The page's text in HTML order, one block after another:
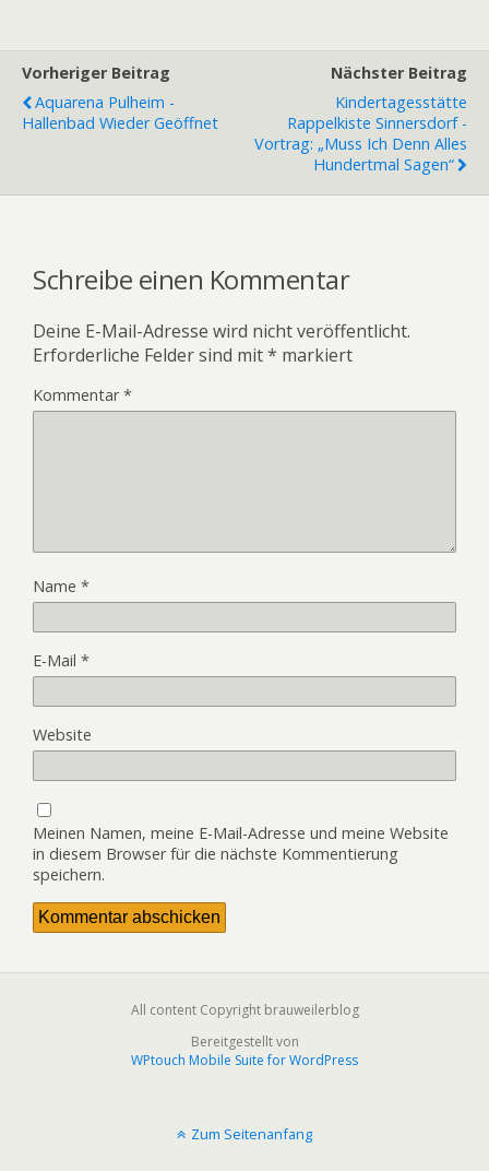
Vorheriger Beitrag
Aquarena Pulheim -
Hallenbad Wieder Geöffnet
Nächster Beitrag
Kindertagesstätte
Rappelkiste Sinnersdorf -
Vortrag: „Muss Ich Denn Alles
Hundertmal Sagen“
Schreibe einen Kommentar
Deine E-Mail-Adresse wird nicht veröffentlicht.
Erforderliche Felder sind mit* markiert
Kommentar*
Name *
E-Mail *
Website
Meinen Namen, meine E-Mail-Adresse und meine Website
in diesem Browser für die nächste Kommentierung
speichern.
All content Copyright brauweilerblog
Bereitgestellt von
WPtouch Mobile Suite for WordPress
Zum Seitenanfang